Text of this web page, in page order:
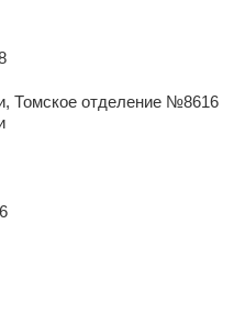
Томское отделение №8616